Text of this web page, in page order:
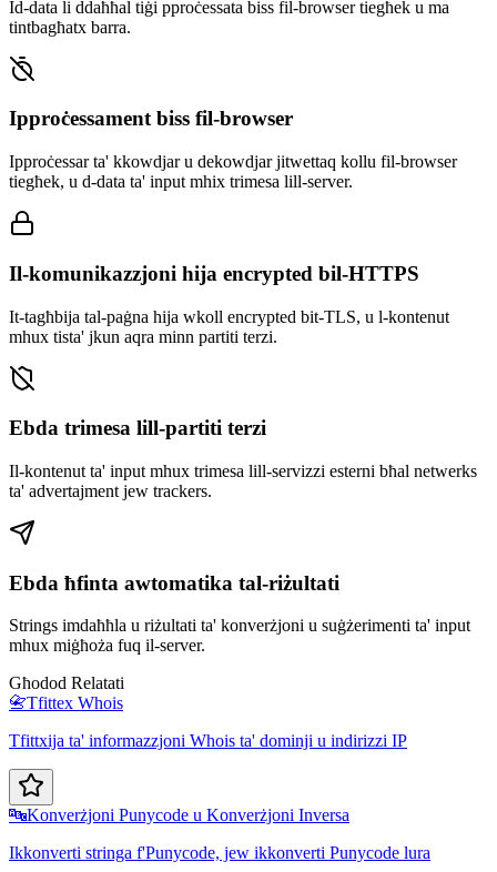
Id-data li ddaħħal tiġi pproċessata biss fil-browser tiegħek u ma
tintbagħatx barra.
Ipproċessament biss fil-browser
Ipproċessar ta' kkowdjar u dekowdjar jitwettaq kollu fil-browser
tiegħek, u d-data ta' input mhix trimesa lill-server.
Il-komunikazzjoni hija encrypted bil-HTTPS
It-tagħbija tal-paġna hija wkoll encrypted bit-TLS, u l-kontenut
mhux tista' jkun aqra minn partiti terzi.
Ebda trimesa lill-partiti terzi
Il-kontenut ta' input mhux trimesa lill-servizzi esterni bħal netwerks
ta' advertajment jew trackers.
Ebda ħfinta awtomatika tal-riżultati
Strings imdaħħla u riżultati ta' konverżjoni u suġżerimenti ta' input
mhux miġħoża fuq il-server.
Għodod Relatati
📇Tfittex Whois
Tfittxija ta' informazzjoni Whois ta' dominji u indirizzi IP
🔤Konverżjoni Punycode u Konverżjoni Inversa
Ikkonverti stringa f'Punycode, jew ikkonverti Punycode lura